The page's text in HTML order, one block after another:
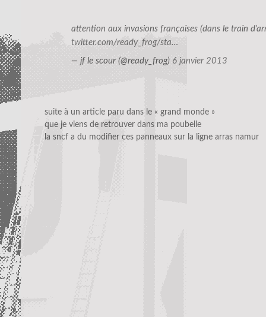
attention aux invasions françaises (dans le train
twitter.com/ready_frog/sta…
— jf le scour (@ready_frog) 6 janvier 2013
suite à un article paru dans le « grand monde »
que je viens de retrouver dans ma poubelle
la sncf a du modifier ces panneaux sur la ligne arras namur